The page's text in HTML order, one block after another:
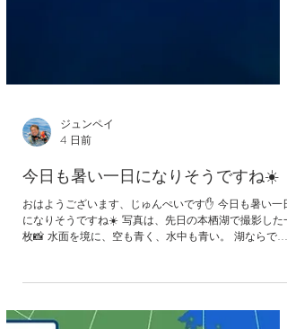
ジュンペイ
4 日前
になりそうですね☀️ 写真は、先日の本栖湖で撮影した一